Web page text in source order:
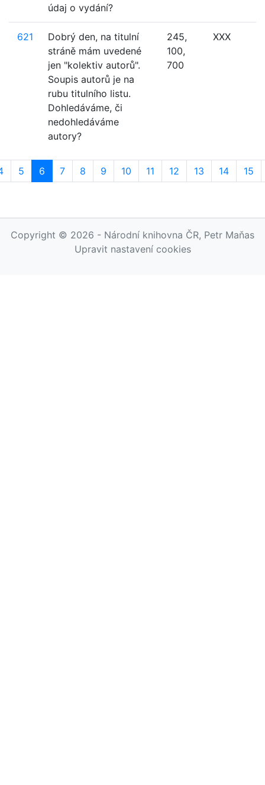
údaj o vydání?
621
Dobrý den, na titulní
stráně mám uvedené
jen "kolektiv autorů".
Soupis autorů je na
rubu titulního listu.
Dohledáváme, či
nedohledáváme
autory?
245,
100,
700
XXX
5 6 7 8 9 10 11 12 13 14 15
Copyright © 2026 - Národní knihovna ČR, Petr Maňas
Upravit nastavení cookies